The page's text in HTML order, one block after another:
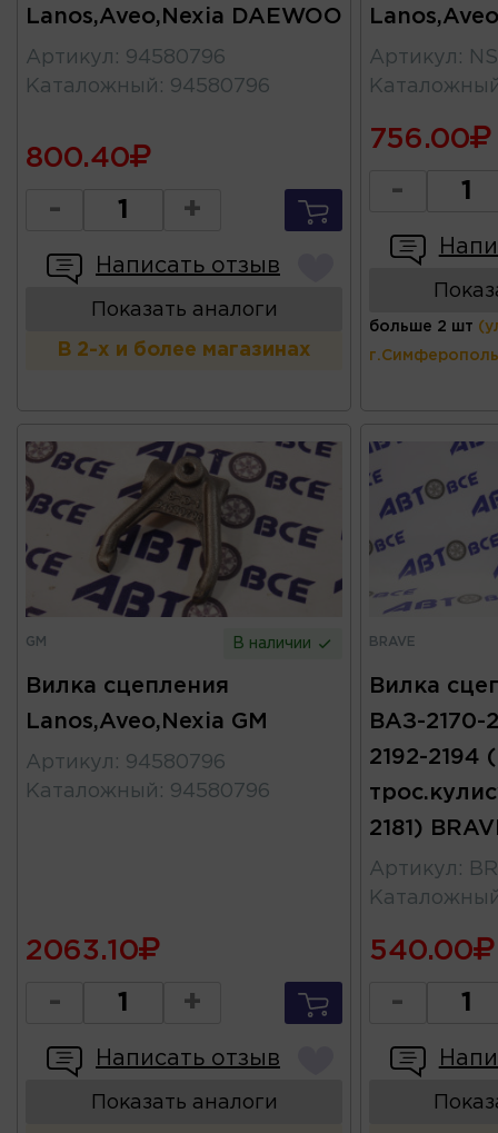
Lanos,Aveo,Nexia DAEWOO
Артикул : 94580796
Каталожный : 94580796
800.40
- +
Написать отзыв
Показать аналоги
В 2-х и более магазинах
Артикул :
756.00
-
больше 2 шт
GM В наличии
Вилка сцепления
Lanos,Aveo,Nexia GM
Артикул : 94580796
Каталожный : 94580796
2063.10
- +
Написать отзыв
Показать аналоги
BRAVE
Вилка
ВАЗ-2170-
2192-2194
2181)
Артикул :
540.00
-